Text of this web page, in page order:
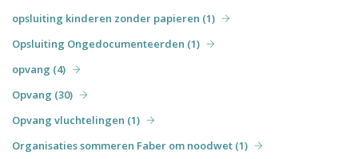
opsluiting kinderen zonder papieren (1)
Opsluiting Ongedocumenteerden (1)
opvang (4)
Opvang (30)
Opvang vluchtelingen (1)
Organisaties sommeren Faber om noodwet (1)